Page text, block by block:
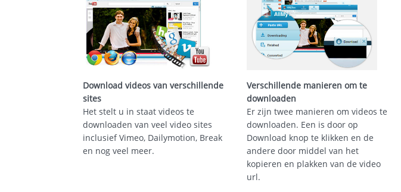
Download videos van verschillende
sites
Het stelt u in staat videos te
downloaden van veel video sites
inclusief Vimeo, Dailymotion, Break
en nog veel meer.
Verschillende manieren om te
downloaden
Er zijn twee manieren om videos te
downloaden. Een is door op
Download knop te klikken en de
andere door middel van het
kopieren en plakken van de video
url.